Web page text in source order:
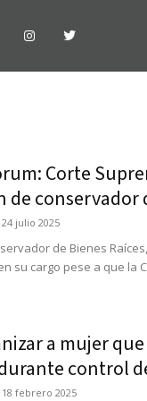
Corte
conservador
24 julio 2025
de Bienes
su cargo pese a que la
a mujer
control
18 febrero 2025